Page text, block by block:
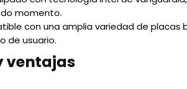
momento.
con una amplia variedad de placas
de usuario.
ventajas